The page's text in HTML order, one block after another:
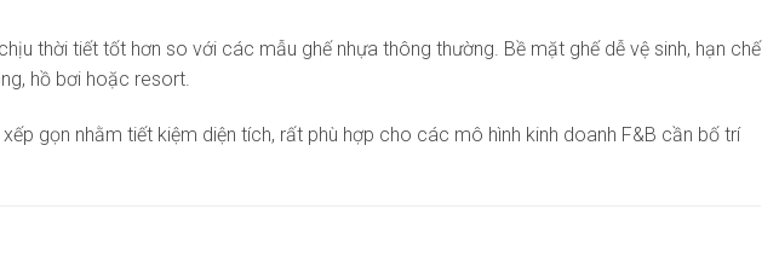
thời tiết tốt hơn so với các mẫu ghế nhựa thông thường. Bề mặt ghế dễ vệ sinh, hạn chế
hồ bơi hoặc resort.
gọn nhằm tiết kiệm diện tích, rất phù hợp cho các mô hình kinh doanh F&B cần bố trí